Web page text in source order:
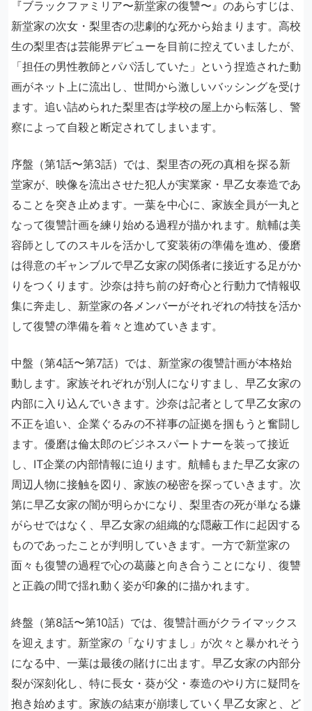
『ブラックファミリア〜新堂家の復讐〜』のあらすじは、
新堂家の次女・梨里杏の悲劇的な死から始まります。高校
生の梨里杏は芸能界デビューを目前に控えていましたが、
「担任の男性教師とパパ活していた」という捏造された動
画がネット上に流出し、世間から激しいバッシングを受け
ます。追い詰められた梨里杏は学校の屋上から転落し、警
察によって自殺と断定されてしまいます。
序盤（第1話〜第3話）では、梨里杏の死の真相を探る新
堂家が、映像を流出させた犯人が実業家・早乙女泰造であ
ることを突き止めます。一葉を中心に、家族全員が一丸と
なって復讐計画を練り始める過程が描かれます。航輔は美
容師としてのスキルを活かして変装術の準備を進め、優磨
は得意のギャンブルで早乙女家の関係者に接近する足がか
りをつくります。沙奈は持ち前の好奇心と行動力で情報収
集に奔走し、新堂家の各メンバーがそれぞれの特技を活か
して復讐の準備を着々と進めていきます。
中盤（第4話〜第7話）では、新堂家の復讐計画が本格始
動します。家族それぞれが別人になりすまし、早乙女家の
内部に入り込んでいきます。沙奈は記者として早乙女家の
不正を追い、企業ぐるみの不祥事の証拠を掴もうと奮闘し
ます。優磨は倫太郎のビジネスパートナーを装って接近
し、IT企業の内部情報に迫ります。航輔もまた早乙女家の
周辺人物に接触を図り、家族の秘密を探っていきます。次
第に早乙女家の闇が明らかになり、梨里杏の死が単なる嫌
がらせではなく、早乙女家の組織的な隠蔽工作に起因する
ものであったことが判明していきます。一方で新堂家の
面々も復讐の過程で心の葛藤と向き合うことになり、復讐
と正義の間で揺れ動く姿が印象的に描かれます。
終盤（第8話〜第10話）では、復讐計画がクライマックス
を迎えます。新堂家の「なりすまし」が次々と暴かれそう
になる中、一葉は最後の賭けに出ます。早乙女家の内部分
裂が深刻化し、特に長女・葵が父・泰造のやり方に疑問を
抱き始めます。家族の結束が崩壊していく早乙女家と、ど